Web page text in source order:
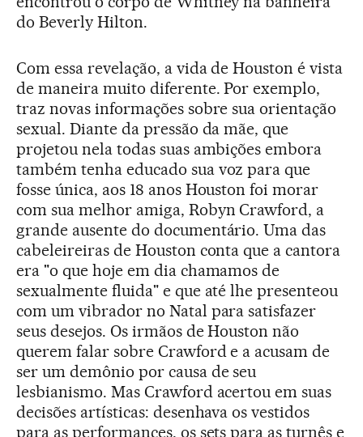
do Beverly Hilton.
Com essa revelação, a vida de Houston é vista
de maneira muito diferente. Por exemplo,
traz novas informações sobre sua orientação
sexual. Diante da pressão da mãe, que
projetou nela todas suas ambições embora
também tenha educado sua voz para que
fosse única, aos 18 anos Houston foi morar
com sua melhor amiga, Robyn Crawford, a
grande ausente do documentário. Uma das
cabeleireiras de Houston conta que a cantora
era "o que hoje em dia chamamos de
sexualmente fluida" e que até lhe presenteou
com um vibrador no Natal para satisfazer
seus desejos. Os irmãos de Houston não
querem falar sobre Crawford e a acusam de
ser um demônio por causa de seu
lesbianismo. Mas Crawford acertou em suas
decisões artísticas: desenhava os vestidos
para as performances, os sets para as turnês e